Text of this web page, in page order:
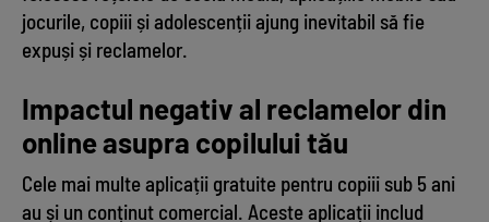
jocurile, copiii și adolescenții ajung inevitabil să fie
expuși și reclamelor.
Impactul negativ al reclamelor din
online asupra copilului tău
Cele mai multe aplicații gratuite pentru copiii sub 5 ani
au și un conținut comercial. Aceste aplicații includ